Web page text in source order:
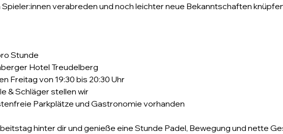
verabreden und noch leichter neue Bekanntschaften
Stunde
Hotel Treudelberg
Freitag von 19:30 bis 20:30 Uhr
& Schläger stellen wir
Parkplätze und Gastronomie vorhanden
hinter dir und genieße eine Stunde Padel, Bewegung und nette